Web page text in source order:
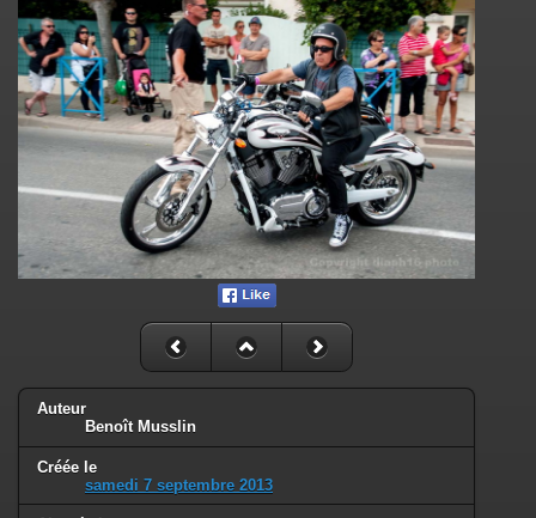
Auteur
Benoît Musslin
Créée le
samedi 7 septembre 2013